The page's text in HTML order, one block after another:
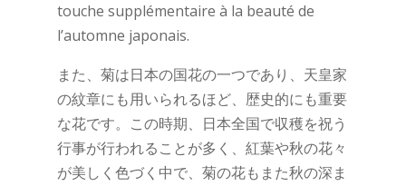
touche supplémentaire à la beauté de
l’automne japonais.
また、菊は日本の国花の一つであり、天皇家
の紋章にも用いられるほど、歴史的にも重要
な花です。この時期、日本全国で収穫を祝う
行事が行われることが多く、紅葉や秋の花々
が美しく色づく中で、菊の花もまた秋の深ま